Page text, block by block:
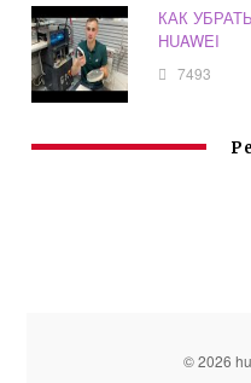
КАК
HUAWEI
7493
© 2026